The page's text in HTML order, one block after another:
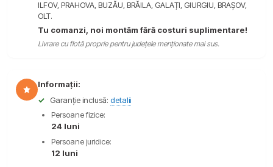
ILFOV, PRAHOVA, BUZĂU, BRĂILA, GALAȚI, GIURGIU, BRAȘOV,
OLT.
Tu comanzi, noi montăm fără costuri suplimentare!
Livrare cu flotă proprie pentru județele menționate mai sus.
Informații:
✓
Garanție inclusă: detalii
Persoane fizice:
24 luni
Persoane juridice:
12 luni